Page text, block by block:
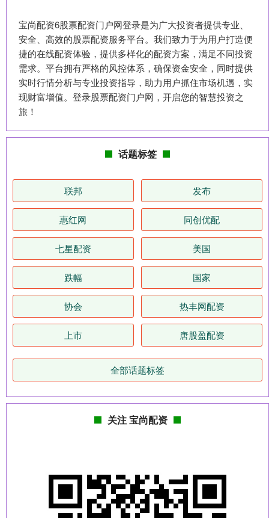
宝尚配资6股票配资门户网登录是为广大投资者提供专业、
安全、高效的股票配资服务平台。我们致力于为用户打造便
捷的在线配资体验，提供多样化的配资方案，满足不同投资
需求。平台拥有严格的风控体系，确保资金安全，同时提供
实时行情分析与专业投资指导，助力用户抓住市场机遇，实
现财富增值。登录股票配资门户网，开启您的智慧投资之
旅！
话题标签
联邦 发布
惠红网 同创优配
七星配资 美国
跌幅 国家
协会 热丰网配资
上市 唐股盈配资
全部话题标签
关注 宝尚配资